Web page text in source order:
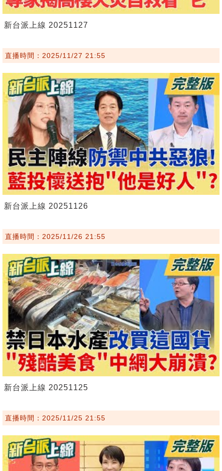
新台派上線 20251127
直播時間：2025/11/27 21:55
新台派上線 20251126
直播時間：2025/11/26 21:55
新台派上線 20251125
直播時間：2025/11/25 21:55